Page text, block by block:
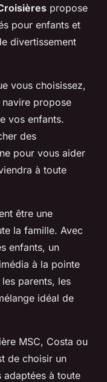
propose
pour enfants et
divertissement
vous choisissez,
propose
vos enfants.
des
pour vous aider
à toute
être une
la famille. Avec
enfants, un
à la pointe
parents, les
idéal de
MSC, Costa ou
de choisir un
à toute